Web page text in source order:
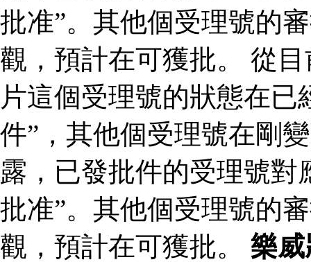
批准”。其他個受理號的
觀，預計在可獲批。 從
片這個受理號的狀態在
件”，其他個受理號在剛
露，已發批件的受理號對
批准”。其他個受理號的
觀，預計在可獲批。 樂威